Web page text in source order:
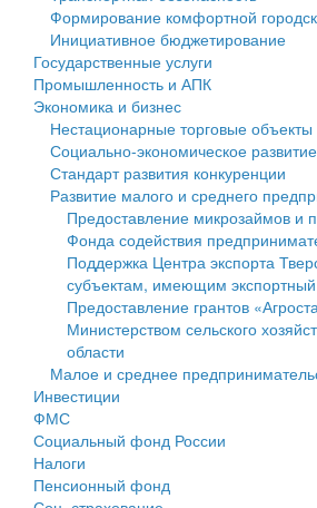
Государственные услуги
Промышленность и АПК
Экономика и бизнес
Символика
Устав
Гостям округа
Туризм
Культура
Образование
Здравоохранение
Социальная защита
Фотоальбом
муниципального округа Тверской
Администрация Кашинского
Тверской области
Управление сельскими территориями
Открытые данные
Работа с обращениями граждан
Муниципальный контроль
Муниципальные услуги
Проекты административных
Антимонопольный комплаенс
Противодействие коррупции
Финансовое управление
Бюджет для граждан
Имущество
Выявление правообладателей ранее
объектов недвижимости
Имущественная поддержка
среднего предпринимательства
Информационная поддержка
среднего предпринимательства
Муниципальные программы
Контрольно-счетная палата
Формирование комфортной
Инициативное бюджетирование
Государственные услуги
Промышленность и АПК
Экономика и бизнес
Нестационарные торговые объекты
Социально-экономическое развитие
Стандарт развития конкуренции
Развитие малого и среднего
Предоставление микрозаймов и
Фонда содействия
Поддержка Центра экспорта
субъектам, имеющим
Предоставление грантов
Министерством сельского
области
Малое и среднее
Инвестиции
ФМС
Социальный фонд России
Налоги
Пенсионный фонд